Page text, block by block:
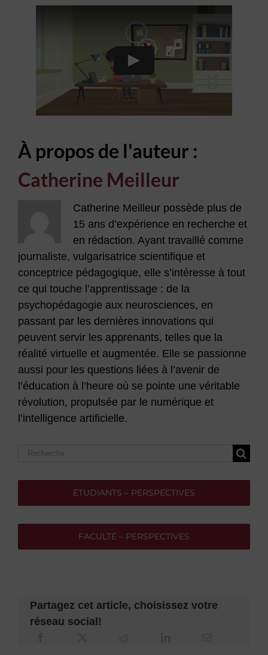
Play
À propos de l'auteur :
Catherine Meilleur
Catherine Meilleur possède plus de
15 ans d’expérience en recherche et
en rédaction. Ayant travaillé comme
journaliste, vulgarisatrice scientifique et
conceptrice pédagogique, elle s’intéresse à tout
ce qui touche l’apprentissage : de la
psychopédagogie aux neurosciences, en
passant par les dernières innovations qui
peuvent servir les apprenants, telles que la
réalité virtuelle et augmentée. Elle se passionne
aussi pour les questions liées à l’avenir de
l’éducation à l’heure où se pointe une véritable
révolution, propulsée par le numérique et
l’intelligence artificielle.
Search
ÉTUDIANTS – PERSPECTIVES
FACULTÉ – PERSPECTIVES
Partagez cet article, choisissez votre
réseau social!